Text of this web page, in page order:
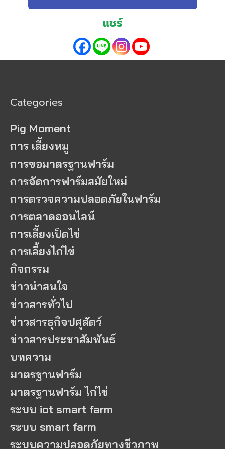
แชร์
Categories
Pig Moment
การ เลี้ยงหมู
การขอมาตรฐานฟาร์ม
การจัดการฟาร์มสมัยใหม่
การตรวจความปลอดภัยในฟาร์ม
การตลาดออนไลน์
การเลี้ยงเป็ดไข่
การเลี้ยงไก่ไข่
กิจกรรม
ข่าวน่าสนใจ
ข่าวสารทั่วไป
ข่าวสารธุกิจปศุสัตว์
ข่าวสารประชาสัมพันธ์
บทความ
มาตรฐานฟาร์ม
มาตรฐานฟาร์ม ไก่ไข่
ระบบ iot smart farm
ระบบ smart farm
ระบบความปลอดภัยทางชีวภาพ